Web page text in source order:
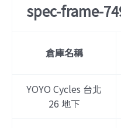
spec-frame-
倉庫名稱
YOYO Cycles 台北
26 地下